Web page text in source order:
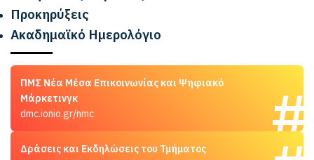
Προκηρύξεις
Ακαδημαϊκό Ημερολόγιο
ΠΜΣ Νέα Μέσα Επικοινωνίας και Ψηφιακό
Μάρκετινγκ
dmc.ionio.gr/nmc
Δράσεις και Εκδηλώσεις του Τμήματος